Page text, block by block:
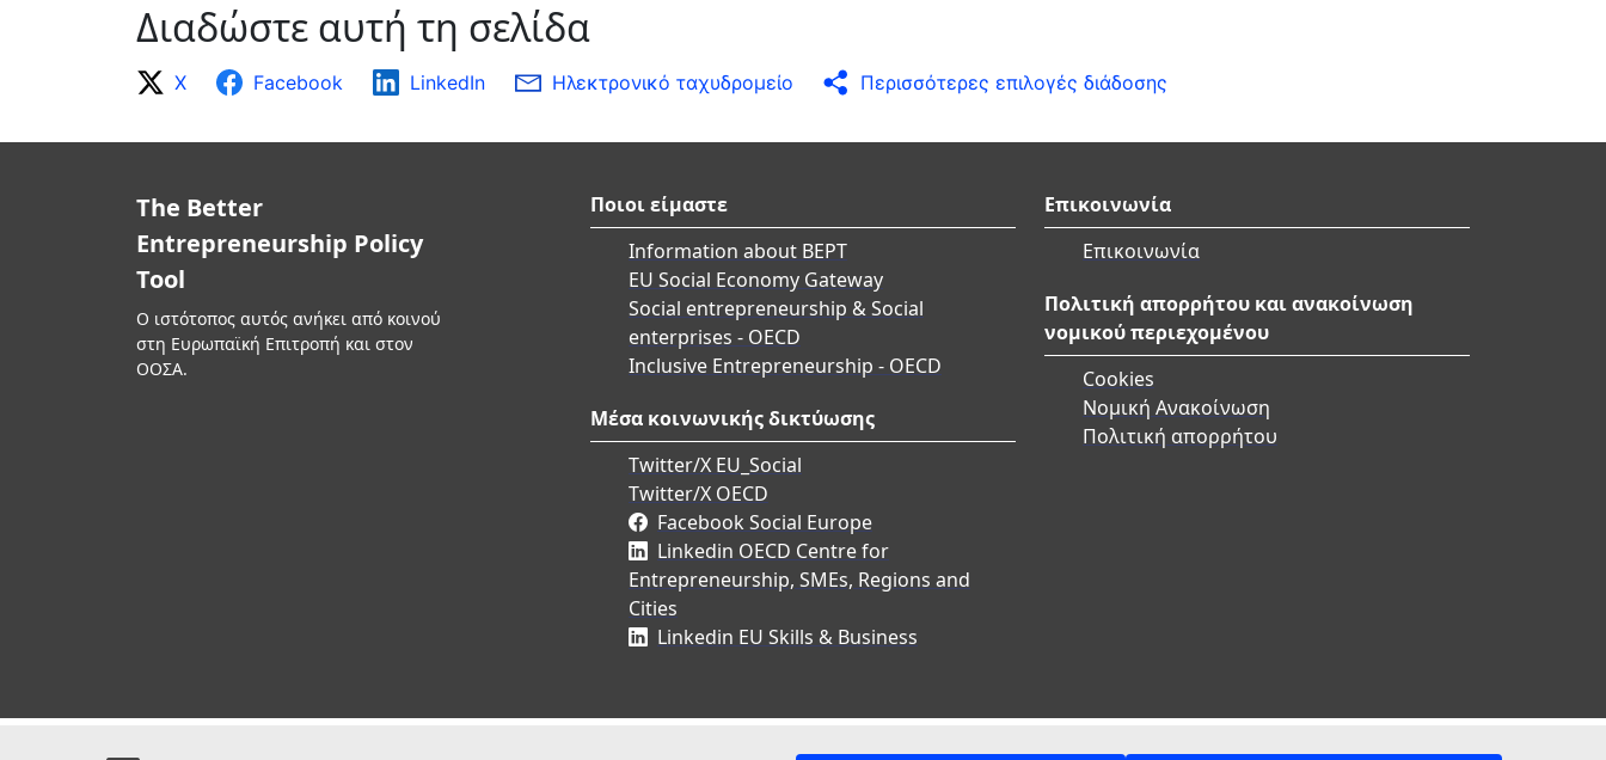
Διαδώστε αυτή τη σελίδα
X Facebook LinkedIn Ηλεκτρονικό ταχυδρομείο Περισσότερες επιλογές διάδοσης
The Better
Entrepreneurship Policy
Tool
Ο ιστότοπος αυτός ανήκει από κοινού
στη Ευρωπαϊκή Επιτροπή και στον
ΟΟΣΑ.
Ποιοι είμαστε
Information about BEPT
EU Social Economy Gateway
Social entrepreneurship & Social
enterprises - OECD
Inclusive Entrepreneurship - OECD
Μέσα κοινωνικής δικτύωσης
Twitter/X EU_Social
Twitter/X OECD
Facebook Social Europe
Linkedin OECD Centre for
Entrepreneurship, SMEs, Regions and
Cities
Linkedin EU Skills & Business
Επικοινωνία
Επικοινωνία
Πολιτική απορρήτου και ανακοίνωση
νομικού περιεχομένου
Cookies
Νομική Ανακοίνωση
Πολιτική απορρήτου